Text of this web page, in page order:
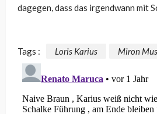
dagegen, dass das irgendwann mit
Tags : Loris Karius Miron